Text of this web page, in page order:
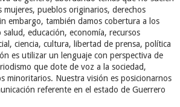
mujeres, pueblos originarios, derechos
embargo, también damos cobertura a los
educación, economía, recursos
ciencia, cultura, libertad de prensa, política
es utilizar un lenguaje con perspectiva de
que dote de voz a la sociedad,
minoritarios. Nuestra visión es posicionarnos
referente en el estado de Guerrero